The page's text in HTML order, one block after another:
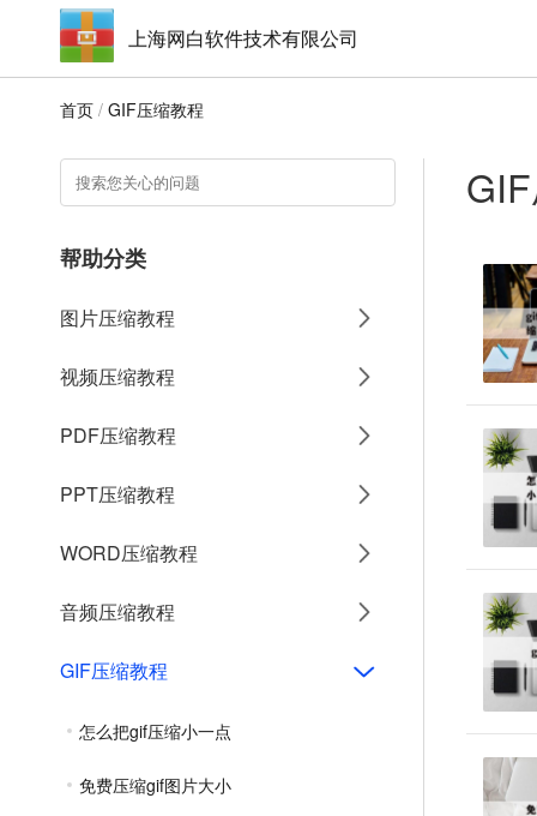
上海网白软件技术有限公司
首页 / GIF压缩教程
帮助分类
图片压缩教程
视频压缩教程
PDF压缩教程
PPT压缩教程
WORD压缩教程
音频压缩教程
GIF压缩教程
怎么把gif压缩小一点
免费压缩gif图片大小